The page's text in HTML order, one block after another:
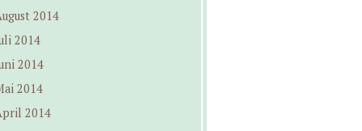
2014
2014
2014
2014
2014